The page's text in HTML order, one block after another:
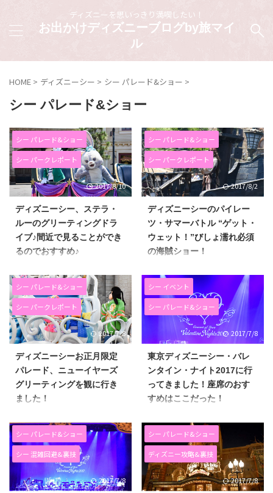
ディズニーを思いっきり満喫したい！
お出かけディズニーブログby旅マイ
ル
HOME > ディズニーシー > シー パレード&ショー >
シー パレード&ショー
シー パレード&ショー
シー パークレポート
2017/8/10
ディズニーシー、ステラ・
ルーのグリーティングドラ
イブ♪間近で見ることができ
るのでおすすめ♪
ラクター、ステラ・ルー。 ステ
ラ・ルーのグリーティングドライ
ブを見てきました！ 想像以上
に、キャラクターたちを間近で見
ることができたので大興奮＆大満
足♪ ステラ・ルーのグリーティ
ングドライブの様子についてお伝
えします！ [st_af id="1988"] ス
テラ・ルーのグリーティングドラ
イブ ダッフィーの新しいお友
達、ステラ・ルーがビッグシテ
んなに挨拶にやってきます！ ス
テラ・ルーに間近で会えるチャン
スです（＾＾）！ 開演スケジュ
ール 実施日： ...
シー パレード&ショー
シー パークレポート
2017/8/2
ディズニーシーのパイレー
ツ・サマーバトル “ゲット・
ウェット！”びしょ濡れ必須
の海賊ショー！
マーバトル “ゲット・ウェッ
ト！”を見てきました！ 海賊たち
と大騒ぎ！！海賊気分で大盛り上
がり！！ びしょぬれ海賊ショー
でした！！ ディズニーシーのパ
イレーツ・サマーバトル “ゲッ
ト・ウェット！”の様子と鑑賞場
所、水ぬれ度合い、感想についた
お伝えします！ [st_af
id="1988"] ディズニーシーのパ
イレーツ・サマーバトル “ゲッ
かなりざっくりですが… バルボ
ッサととジャックの戦い！です！
大きな立派な船で海賊を引き連れ
て登場するバルボ ...
シー パレード&ショー
シー パークレポート
2017/7/8
ディズニーシーお正月限定
パレード、ニューイヤーズ
グリーティングを観に行き
ました！
ニーシーのニューイヤーズ・グリ
ーティング、というお正月限定の
パレードを観に行きました。 お
正月にディズニーシーに行くのは
今回が初めて！！ ディズニーシ
ーのお正月の様子、混雑状況、ニ
シー イベント
シー パレード&ショー
2017/7/8
東京ディズニーシー・バレ
ンタイン・ナイト2017に行
ってきました！座席のおす
すめはここだった！
ラム（有料、完全前売り制）、
「バレンタイン・ナイト２０１７
～コンサート・オブ・ラブ～」に
行ってきました（＾＾）！ コン
サートは、ディズニーシーのパー
ク内で行われます。 コンサートの
シー パレード&ショー
シー 混雑回避&裏技
2017/7/8
シー パレード&ショー
ディズニー攻略&裏技
2017/7/8